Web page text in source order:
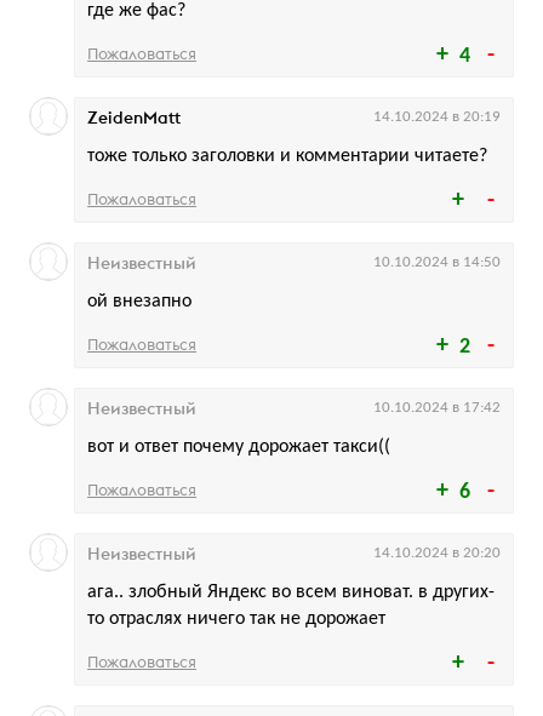
4
где же фас?
Пожаловаться
тоже только заголовки и комментарии читаете?
ZeidenMatt 14.10.2024 в 20:19
Пожаловаться
2
ой внезапно
Неизвестный 10.10.2024 в 14:50
Пожаловаться
6
вот и ответ почему дорожает такси((
Неизвестный 10.10.2024 в 17:42
Пожаловаться
ага.. злобный Яндекс во всем виноват. в других-
то отраслях ничего так не дорожает
Неизвестный 14.10.2024 в 20:20
Пожаловаться